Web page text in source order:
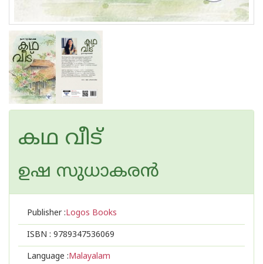
കഥ വീട്
ഉഷ സുധാകരന്‍
Publisher :Logos Books
ISBN : 9789347536069
Language :Malayalam